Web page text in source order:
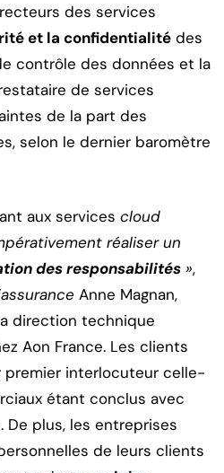
des services
et la confidentialité des
contrôle des données et la
de services
de la part des
selon le dernier baromètre
aux services cloud
réaliser un
des responsabilités »,
Anne Magnan,
direction technique
Aon France. Les clients
premier interlocuteur celle-
étant conclus avec
De plus, les entreprises
de leurs clients